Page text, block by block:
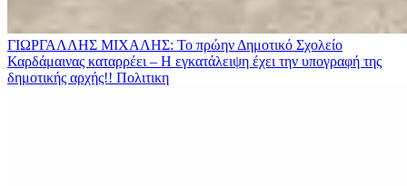
ΓΙΩΡΓΑΛΛΗΣ ΜΙΧΑΛΗΣ: Το πρώην Δημοτικό Σχολείο
Καρδάμαινας καταρρέει – Η εγκατάλειψη έχει την υπογραφή της
δημοτικής αρχής!! Πολιτικη